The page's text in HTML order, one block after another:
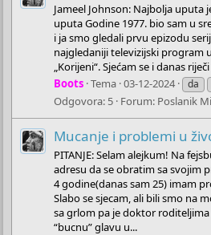
Jameel Johnson: Najbolja uputa
uputa Godine 1977. bio sam u
i ja smo gledali prvu epizodu
najgledaniji televizijski program
„Korijeni“. Sjećam se i danas
Boots Tema 03-12-2024 da
Odgovora: 5 Forum: Poslanik
Mucanje i problemi u
PITANJE: Selam alejkum! Na
adresu da se obratim sa svojim
4 godine(danas sam 25) imam
Slabo se sjecam, ali bili smo na
sa grlom pa je doktor
“bucnu” glavu u...